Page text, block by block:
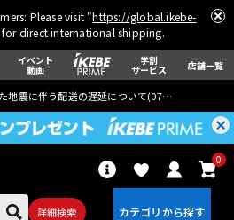
Please visit "https://global.ikebe-
direct international shipping.
イベント
動画
学割
サービス 店舗一覧
地震に伴う配送の遅延について(07月29日
詳細検索
0